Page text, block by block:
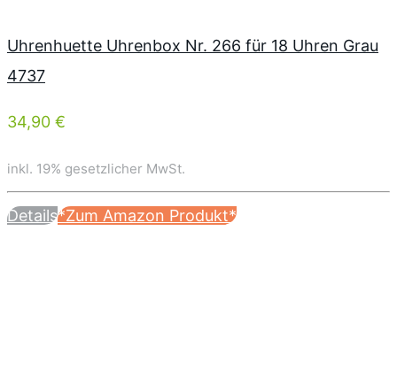
Uhrenhuette Uhrenbox Nr. 266 für 18 Uhren Grau
4737
34,90 €
inkl. 19% gesetzlicher MwSt.
Details*Zum Amazon Produkt*